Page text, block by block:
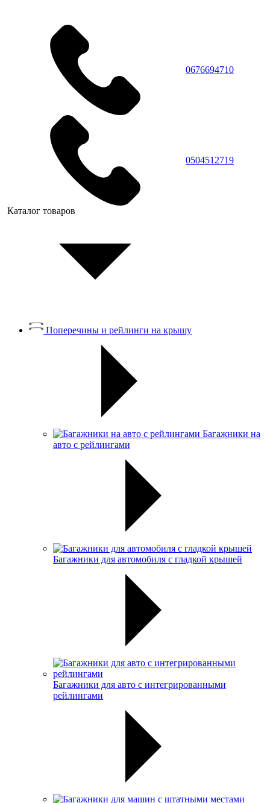
0676694710
0504512719
Каталог товаров
Поперечины и рейлинги на крышу
Багажники на
авто с рейлингами
Багажники для автомобиля с гладкой крышей
Багажники для авто с интегрированными
рейлингами